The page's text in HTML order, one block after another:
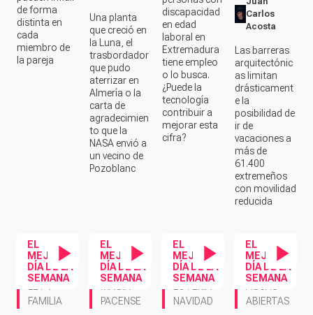
de forma
distinta en
cada
miembro de
la pareja
Una planta
que creció en
la Luna, el
trasbordador
que pudo
aterrizar en
Almería o la
carta de
agradecimien
to que la
NASA envió a
un vecino de
Pozoblanc
discapacidad
en edad
laboral en
Extremadura
tiene empleo
o lo busca.
¿Puede la
tecnología
contribuir a
mejorar esta
cifra?
Carlos
Acosta
Las barreras
arquitectónic
as limitan
drásticament
e la
posibilidad de
ir de
vacaciones a
más de
61.400
extremeños
con movilidad
reducida
EL
MEJOR
DÍA DE LA
SEMANA
Contenido en vídeo
FAMILIA
EL
MEJOR
DÍA DE LA
SEMANA
Contenido en vídeo
PACENSE
EL
MEJOR
DÍA DE LA
SEMANA
Contenido en vídeo
NAVIDAD
EL
MEJOR
DÍA DE LA
SEMANA
Contenido en
ABIERTAS